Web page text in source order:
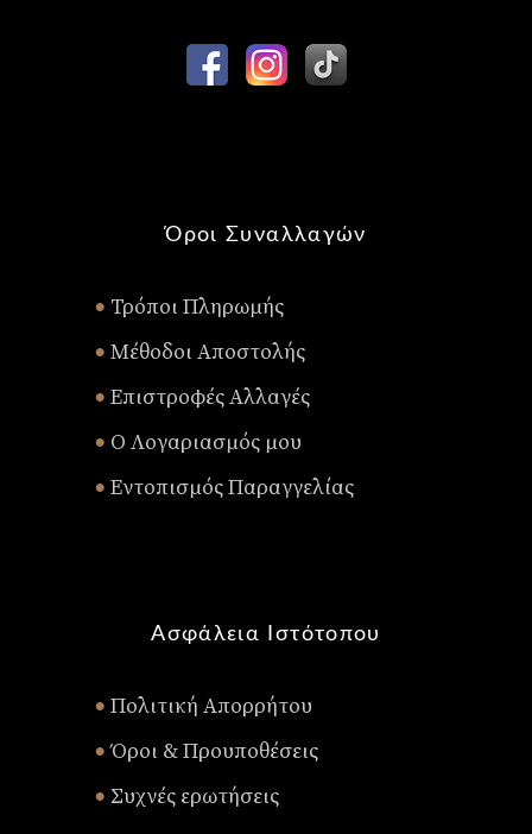
Όροι Συναλλαγών
• Τρόποι Πληρωμής
• Μέθοδοι Αποστολής
• Επιστροφές Αλλαγές
• Ο Λογαριασμός μου
• Εντοπισμός Παραγγελίας
Ασφάλεια Ιστότοπου
• Πολιτική Απορρήτου
• Όροι & Προυποθέσεις
• Συχνές ερωτήσεις